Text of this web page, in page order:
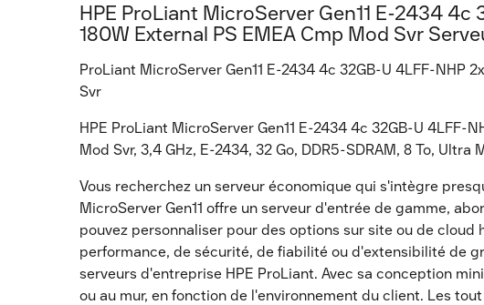
HPE ProLiant MicroServer Gen11 E-2434 4c
180W External PS EMEA Cmp Mod Svr
ProLiant MicroServer Gen11 E-2434 4c 32GB-U 4LFF-NHP
Svr
HPE ProLiant MicroServer Gen11 E-2434 4c 32GB-U 4LFF-
Mod Svr, 3,4 GHz, E-2434, 32 Go, DDR5-SDRAM, 8 To, Ultra
Vous recherchez un serveur économique qui s'intègre
MicroServer Gen11 offre un serveur d'entrée de gamme,
pouvez personnaliser pour des options sur site ou de
performance, de sécurité, de fiabilité ou d'extensibilité de
serveurs d'entreprise HPE ProLiant. Avec sa conception
ou au mur, en fonction de l'environnement du client. Les